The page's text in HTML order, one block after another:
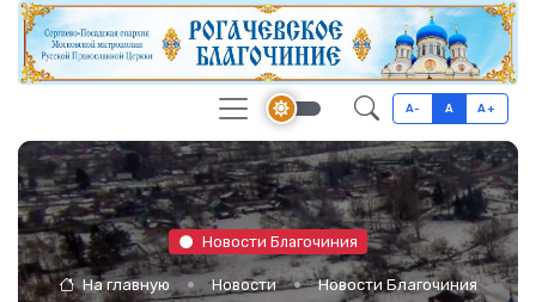
A- A A+
Новости Благочиния
На главную Новости Новости Благочиния